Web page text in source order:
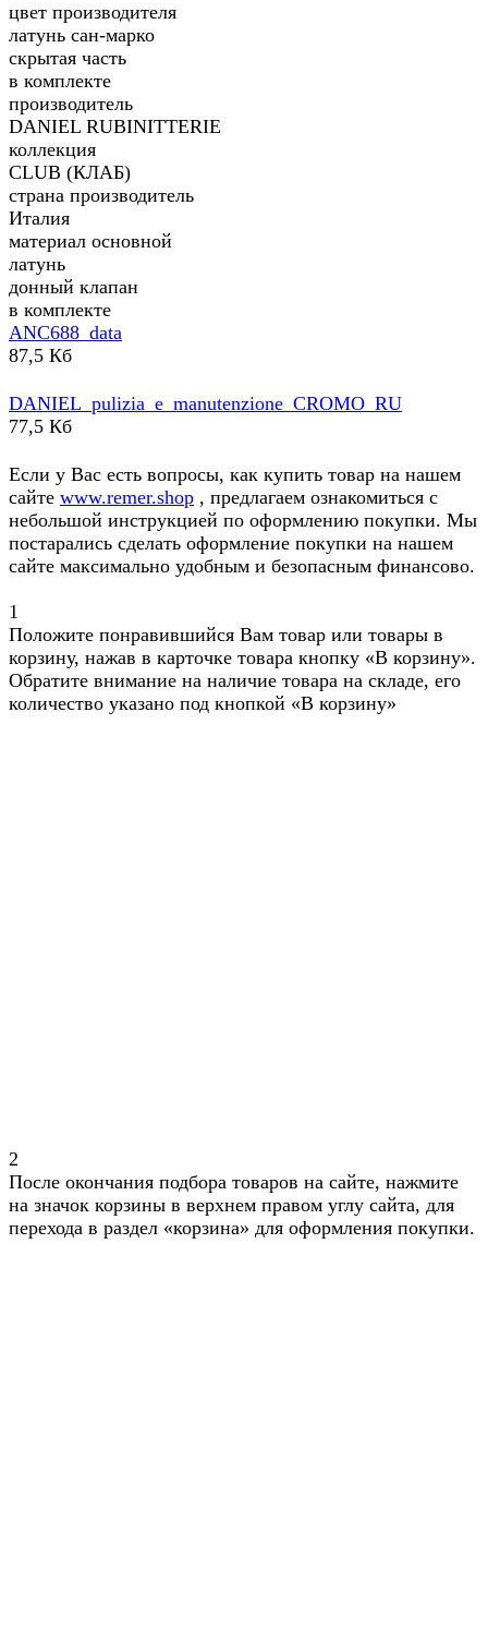
цвет производителя
латунь сан-марко
скрытая часть
в комплекте
производитель
DANIEL RUBINITTERIE
коллекция
CLUB (КЛАБ)
страна производитель
Италия
материал основной
латунь
донный клапан
в комплекте
ANC688_data
87,5 Кб
DANIEL_pulizia_e_manutenzione_CROMO_RU
77,5 Кб
Если у Вас есть вопросы, как купить товар на нашем
сайте www.remer.shop , предлагаем ознакомиться с
небольшой инструкцией по оформлению покупки. Мы
постарались сделать оформление покупки на нашем
сайте максимально удобным и безопасным финансово.
1
Положите понравившийся Вам товар или товары в
корзину, нажав в карточке товара кнопку «В корзину».
Обратите внимание на наличие товара на складе, его
количество указано под кнопкой «В корзину»
2
После окончания подбора товаров на сайте, нажмите
на значок корзины в верхнем правом углу сайта, для
перехода в раздел «корзина» для оформления покупки.